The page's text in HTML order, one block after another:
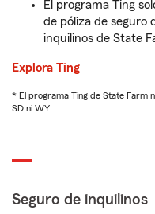
El programa Ting
de póliza de seguro
inquilinos de State
Explora Ting
* El programa Ting de State Farm
SD ni WY
Seguro de inquilinos